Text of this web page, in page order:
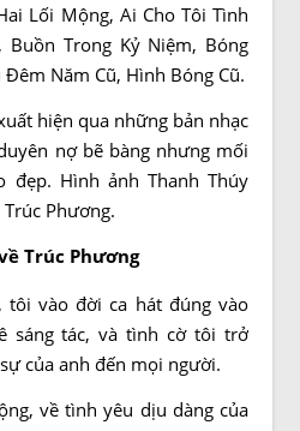
Lối Mộng, Ai Cho Tôi Tình
Buồn Trong Kỷ Niệm, Bóng
Năm Cũ, Hình Bóng Cũ.
hiện qua những bản nhạc
nợ bẽ bàng nhưng mối
đẹp. Hình ảnh Thanh Thúy
Phương.
Trúc Phương
tôi vào đời ca hát đúng vào
sáng tác, và tình cờ tôi trở
của anh đến mọi người.
về tình yêu dịu dàng của